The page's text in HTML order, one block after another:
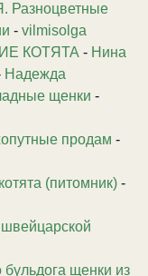
- vilmisolga
КОТЯТА - Нина
Надежда
щенки -
продам -
(питомник) -
бульдога щенки из